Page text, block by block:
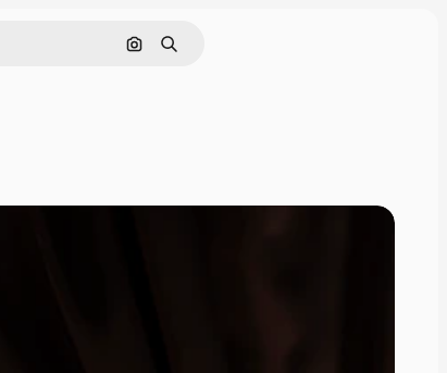
Cerca per immagine
Ricerca